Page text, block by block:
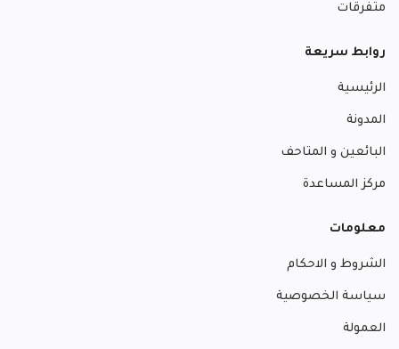
متفرقات
روابط سريعة
الرئيسية
المدونة
البائعين و المتاحف
مركز المساعدة
معلومات
الشروط و الاحكام
سياسة الخصوصية
العمولة